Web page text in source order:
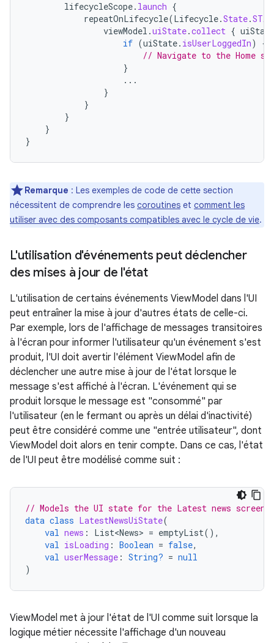
lifecycleScope. launch {
repeatOnLifecycle(Lifecycle.State.
viewModel .uiState.collect { uiState
if (uiState. isUserLoggedIn)
{
// Navigate to the Home
}
...
}
}
}
}
}
Remarque : Les exemples de code de cette section
nécessitent de comprendre les coroutines et comment les
utiliser avec des composants compatibles avec le cycle de vie.
L'utilisation d'événements peut déclencher
des mises à jour de l'état
L'utilisation de certains événements ViewModel dans l'UI
peut entraîner la mise à jour d'autres états de celle-ci.
Par exemple, lors de l'affichage de messages transitoires
à l'écran pour informer l'utilisateur qu'un événement s'est
produit, l'UI doit avertir l'élément ViewModel afin de
déclencher une autre mise à jour de l'état lorsque le
message s'est affiché à l'écran. L'événement qui se
produit lorsque le message est "consommé" par
l'utilisateur (en le fermant ou après un délai d'inactivité)
peut être considéré comme une "entrée utilisateur", dont
ViewModel doit alors en tenir compte. Dans ce cas, l'état
de l'UI peut être modélisé comme suit :
// Models the UI state for the Latest news screen.
data class LatestNewsUiState(
val news : List<News> = emptyList(),
val isLoading : Boolean = false,
val userMessage : String? = null
)
ViewModel met à jour l'état de l'UI comme suit lorsque la
logique métier nécessite l'affichage d'un nouveau